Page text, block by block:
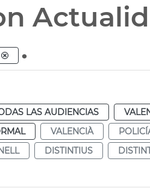
.
LAS AUDIENCIAS
VALENCIÀ
DISTINTIUS